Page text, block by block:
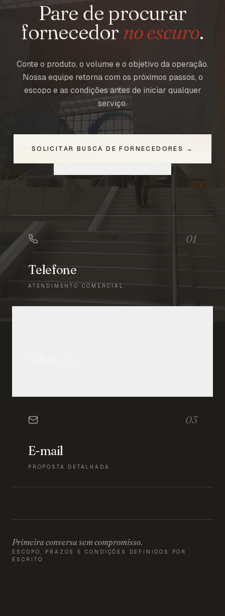
Pare de procurar
fornecedor no escuro.
Conte o produto, o volume e o objetivo da operação.
Nossa equipe retorna com os próximos passos, o
escopo e as condições antes de iniciar qualquer
serviço.
SOLICITAR BUSCA DE FORNECEDORES →
01
Telefone
ATENDIMENTO COMERCIAL
03
E-mail
PROPOSTA DETALHADA
Primeira conversa sem compromisso.
ESCOPO, PRAZOS E CONDIÇÕES DEFINIDOS POR
ESCRITO